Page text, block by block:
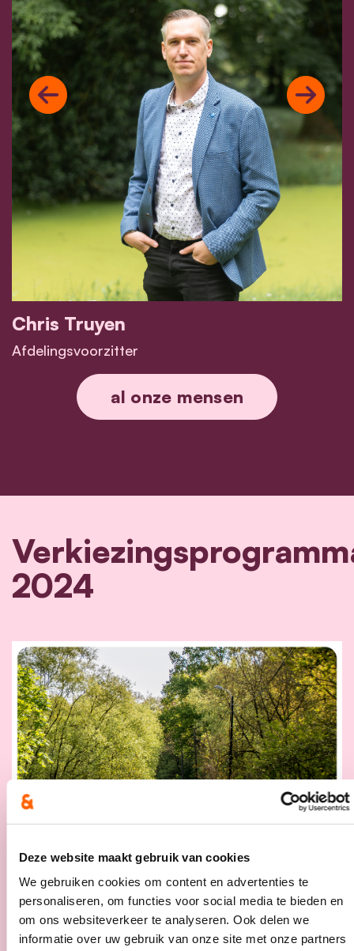
Deze website maakt gebruik van cookies
We gebruiken cookies om content en advertenties te
personaliseren, om functies voor social media te bieden en
om ons websiteverkeer te analyseren. Ook delen we
informatie over uw gebruik van onze site met onze partners
Chris Truyen
Afdelingsvoorzitter
Chris Truyen
Previous Next
al onze mensen
2024
Introductie